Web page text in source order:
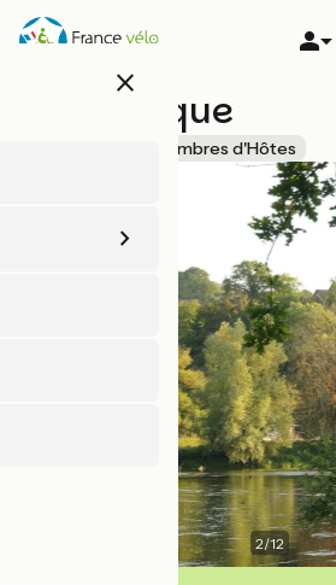
Aller
au
close
L'hôtentique
Chambres d'Hôtes
2/12